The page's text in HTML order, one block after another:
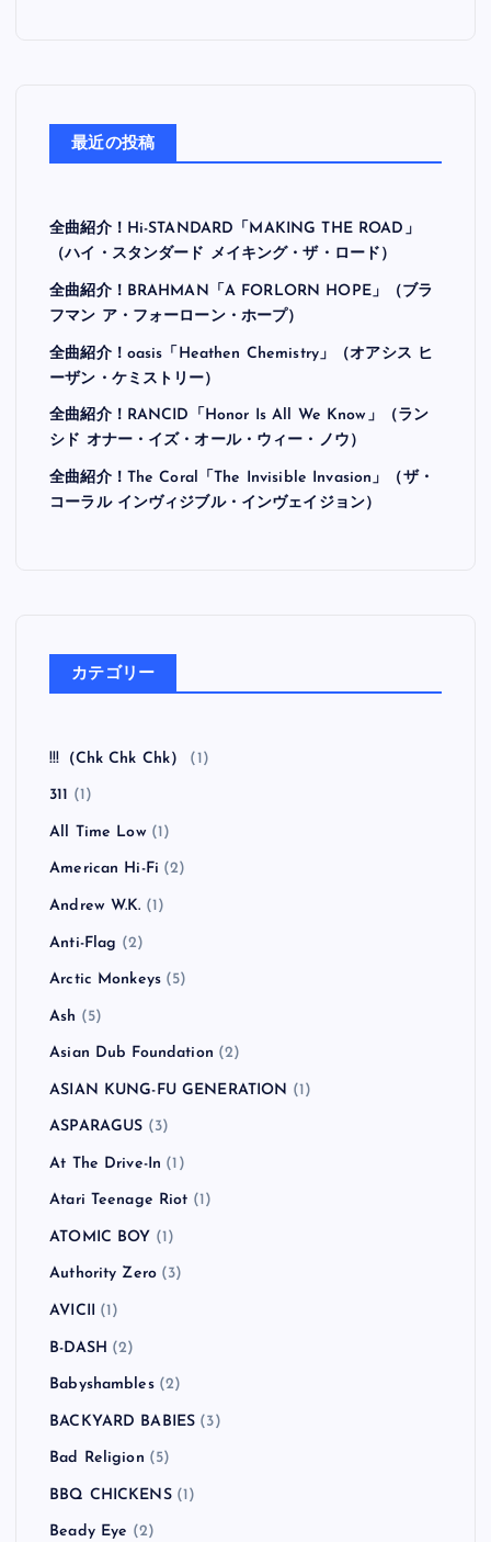
最近の投稿
全曲紹介！Hi-STANDARD「MAKING THE ROAD」
（ハイ・スタンダード メイキング・ザ・ロード）
全曲紹介！BRAHMAN「A FORLORN HOPE」（ブラ
フマン ア・フォーローン・ホープ）
全曲紹介！oasis「Heathen Chemistry」（オアシス ヒ
ーザン・ケミストリー）
全曲紹介！RANCID「Honor Is All We Know」（ラン
シド オナー・イズ・オール・ウィー・ノウ）
全曲紹介！The Coral「The Invisible Invasion」（ザ・
コーラル インヴィジブル・インヴェイジョン）
カテゴリー
!!!（Chk Chk Chk） (1)
311 (1)
All Time Low(1)
American Hi-Fi (2)
Andrew W.K. (1)
Anti-Flag (2)
Arctic Monkeys (5)
Ash (5)
Asian Dub Foundation (2)
ASIAN KUNG-FU GENERATION (1)
ASPARAGUS (3)
At The Drive-In (1)
Atari Teenage Riot (1)
ATOMIC BOY (1)
Authority Zero (3)
AVICII (1)
B-DASH (2)
Babyshambles(2)
BACKYARD BABIES (3)
Bad Religion (5)
BBQ CHICKENS(1)
Beady Eye (2)